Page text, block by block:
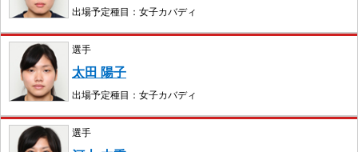
出場予定種目：女子カバディ
選手
太田 陽子
出場予定種目：女子カバディ
選手